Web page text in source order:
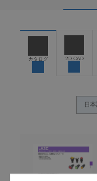
カタログ 2D CAD
日